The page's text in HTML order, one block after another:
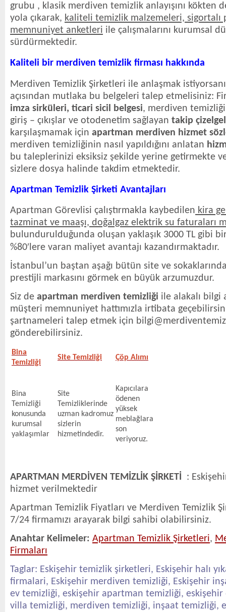
grubu , klasik merdiven temizlik anlayışını kökten
yola çıkarak, kaliteli temizlik malzemeleri, sigortalı
memnuniyet anketleri ile çalışmalarını kurumsal
sürdürmektedir.
Kaliteli bir merdiven temizlik firması hakkında
Merdiven Temizlik Şirketleri ile anlaşmak
açısından mutlaka bu belgeleri talep etmelisiniz:
imza sirküleri, ticari sicil belgesi, merdiven
giriş – çıkışlar ve otodenetim sağlayan takip
karşılaşmamak için apartman merdiven hizmet
merdiven temizliğinin nasıl yapıldığını anlatan
bu taleplerinizi eksiksiz şekilde yerine getirmekte
sizlere dosya halinde takdim etmektedir.
Apartman Temizlik Şirketi Avantajları
Apartman Görevlisi çalıştırmakla kaybedilen kira
tazminat ve maaşı, doğalgaz elektrik su faturaları
bulundurulduğunda oluşan yaklaşık 3000 TL gibi
%80′lere varan maliyet avantajı kazandırmaktadır.
İstanbul’un baştan aşağı bütün site ve sokaklarında
prestijli markasını görmek en büyük arzumuzdur.
Siz de apartman merdiven temizliği ile alakalı bilgi
müşteri memnuniyet hattımızla irtibata
şartnameleri talep etmek için
gönderebilirsiniz.
Bina
Temizliği
Site Temizliği Çöp Alımı
Bina
Temizliği
konusunda
kurumsal
yaklaşımlar
Site
Temizliklerinde
uzman kadromuz
sizlerin
hizmetindedir.
Kapıcılara
ödenen
yüksek
meblağlara
son
veriyoruz.
APARTMAN MERDİVEN TEMİZLİK ŞİRKETİ :
hizmet verilmektedir
Apartman Temizlik Fiyatları ve Merdiven Temizlik
7/24 firmamızı arayarak bilgi sahibi olabilirsiniz.
Anahtar Kelimeler: Apartman Temizlik Şirketleri,
Firmaları
Taglar: Eskişehir temizlik şirketleri, Eskişehir halı
firmalari, Eskişehir merdiven temizliği, Eskişehir
ev temizliği, eskişehir apartman temizliği,
villa temizliği, merdiven temizliği, inşaat temizliği,